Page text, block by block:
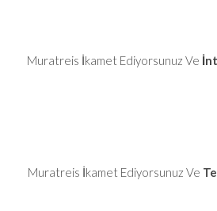
Muratreis İkamet Ediyorsunuz Ve
Muratreis İkamet Ediyorsunuz Ve